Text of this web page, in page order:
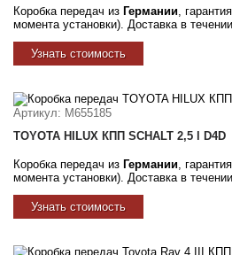
Коробка передач из Германии,
момента установки). Доставка в
Узнать стоимость
Артикул: M655185
TOYOTA HILUX КПП SCHALT 2,5 l D4D
Коробка передач из Германии,
момента установки). Доставка в
Узнать стоимость